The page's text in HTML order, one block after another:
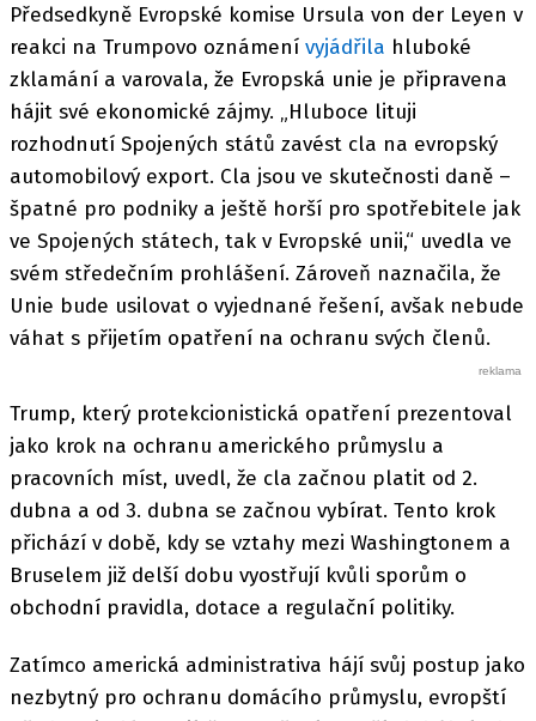
Předsedkyně Evropské komise Ursula von der Leyen v
reakci na Trumpovo oznámení vyjádřila hluboké
zklamání a varovala, že Evropská unie je připravena
hájit své ekonomické zájmy. „Hluboce lituji
rozhodnutí Spojených států zavést cla na evropský
automobilový export. Cla jsou ve skutečnosti daně –
špatné pro podniky a ještě horší pro spotřebitele jak
ve Spojených státech, tak v Evropské unii,“ uvedla ve
svém středečním prohlášení. Zároveň naznačila, že
Unie bude usilovat o vyjednané řešení, avšak nebude
váhat s přijetím opatření na ochranu svých členů.
Trump, který protekcionistická opatření prezentoval
jako krok na ochranu amerického průmyslu a
pracovních míst, uvedl, že cla začnou platit od 2.
dubna a od 3. dubna se začnou vybírat. Tento krok
přichází v době, kdy se vztahy mezi Washingtonem a
Bruselem již delší dobu vyostřují kvůli sporům o
obchodní pravidla, dotace a regulační politiky.
Zatímco americká administrativa hájí svůj postup jako
nezbytný pro ochranu domácího průmyslu, evropští